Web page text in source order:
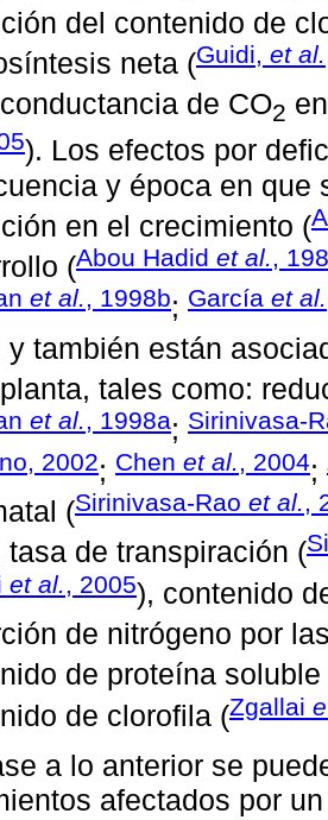
del contenido de
neta (Guidi, et al.
de CO2
). Los efectos por
y época en que
en el crecimiento (
(Abou Hadid et al.,
et al., 1998b; García et al.
y también están
tales como:
et al., 1998a; Sirinivasa-
2002; Chen et al., 2004;
(Sirinivasa-Rao et al.,
tasa de transpiración (
et al., 2005), contenido
de nitrógeno por
de proteína soluble
de clorofila (Zgallai
a lo anterior se
afectados por